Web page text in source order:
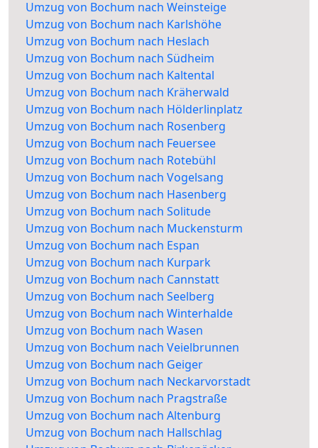
Umzug von Bochum nach Weinsteige
Umzug von Bochum nach Karlshöhe
Umzug von Bochum nach Heslach
Umzug von Bochum nach Südheim
Umzug von Bochum nach Kaltental
Umzug von Bochum nach Kräherwald
Umzug von Bochum nach Hölderlinplatz
Umzug von Bochum nach Rosenberg
Umzug von Bochum nach Feuersee
Umzug von Bochum nach Rotebühl
Umzug von Bochum nach Vogelsang
Umzug von Bochum nach Hasenberg
Umzug von Bochum nach Solitude
Umzug von Bochum nach Muckensturm
Umzug von Bochum nach Espan
Umzug von Bochum nach Kurpark
Umzug von Bochum nach Cannstatt
Umzug von Bochum nach Seelberg
Umzug von Bochum nach Winterhalde
Umzug von Bochum nach Wasen
Umzug von Bochum nach Veielbrunnen
Umzug von Bochum nach Geiger
Umzug von Bochum nach Neckarvorstadt
Umzug von Bochum nach Pragstraße
Umzug von Bochum nach Altenburg
Umzug von Bochum nach Hallschlag